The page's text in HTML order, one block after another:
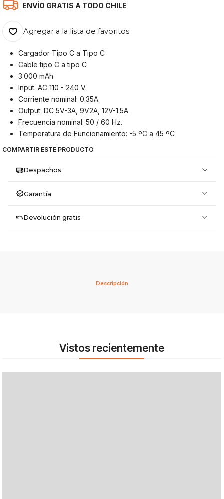
ENVÍO GRATIS A TODO CHILE
Agregar a la lista de favoritos
Cargador Tipo C a Tipo C
Cable tipo C a tipo C
3.000 mAh
Input: AC 110 - 240 V.
Corriente nominal: 0.35A.
Output: DC 5V-3A, 9V2A, 12V-1.5A.
Frecuencia nominal: 50 / 60 Hz.
Temperatura de Funcionamiento: -5 ºC a 45 ºC
COMPARTIR ESTE PRODUCTO
Despachos
Garantía
Devolución gratis
Descripción
Vistos recientemente